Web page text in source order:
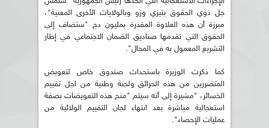
جل ذوي الحقوق بتيزي وزو وبالولايات الأخرى المعنية"،
مبرزة أن هذه العلاوة المقدرة بمليون دج "ستضاف إلى
الحقوق التي تقدمها صناديق الضمان الاجتماعي في إطار
التشريع المعمول به في المجال".
كما ذكرت الوزيرة باستحداث صندوق خاص لتعويض
المتضررين من هذه الحرائق ولجنة وطنية من اجل تقييم
الخسائر، "مشيرة إلى أنه سيتم "منح هذه التعويضات بصفة
استعجالية مباشرة بعد انتهاء لجان التقييم الولائية من
عمليات الإحصاء".